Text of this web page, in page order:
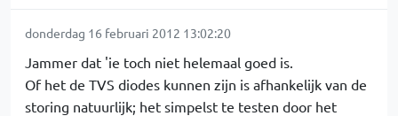
donderdag 16 februari 2012 13:02:20
Jammer dat 'ie toch niet helemaal goed is.
Of het de TVS diodes kunnen zijn is afhankelijk van de
storing natuurlijk; het simpelst te testen door het